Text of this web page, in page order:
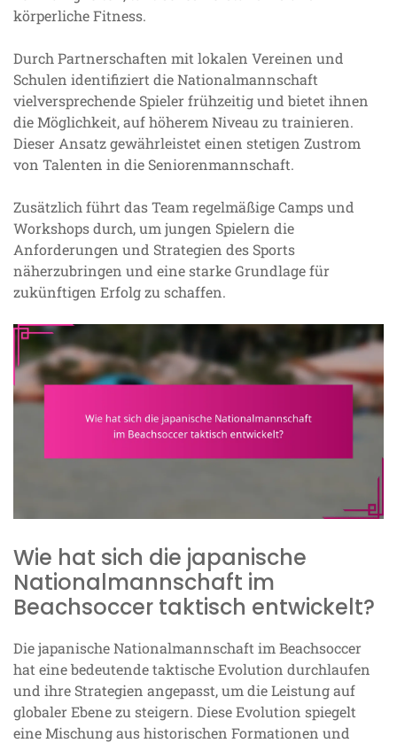
körperliche Fitness.
Durch Partnerschaften mit lokalen Vereinen und
Schulen identifiziert die Nationalmannschaft
vielversprechende Spieler frühzeitig und bietet ihnen
die Möglichkeit, auf höherem Niveau zu trainieren.
Dieser Ansatz gewährleistet einen stetigen Zustrom
von Talenten in die Seniorenmannschaft.
Zusätzlich führt das Team regelmäßige Camps und
Workshops durch, um jungen Spielern die
Anforderungen und Strategien des Sports
näherzubringen und eine starke Grundlage für
zukünftigen Erfolg zu schaffen.
Wie hat sich die japanische
Nationalmannschaft im
Beachsoccer taktisch entwickelt?
Die japanische Nationalmannschaft im Beachsoccer
hat eine bedeutende taktische Evolution durchlaufen
und ihre Strategien angepasst, um die Leistung auf
globaler Ebene zu steigern. Diese Evolution spiegelt
eine Mischung aus historischen Formationen und